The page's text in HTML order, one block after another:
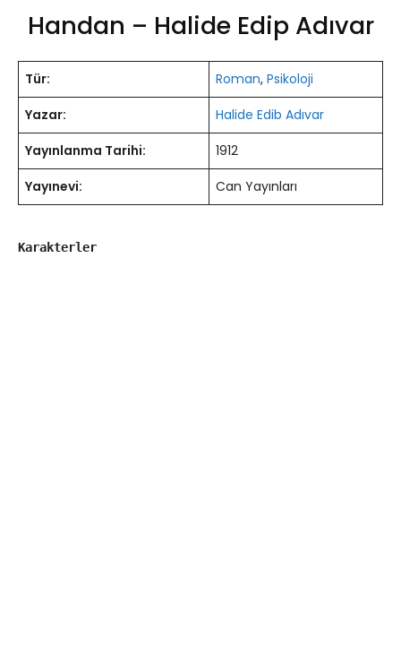
Handan – Halide Edip Adıvar
Tür: Roman, Psikoloji
Yazar:
Halide Edib Adıvar
Yayınlanma Tarihi:
1912
Yayınevi:
Can Yayınları
Karakterler